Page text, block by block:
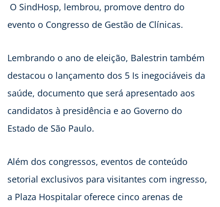
O SindHosp, lembrou, promove dentro do
evento o Congresso de Gestão de Clínicas.
Lembrando o ano de eleição, Balestrin também
destacou o lançamento dos 5 Is inegociáveis da
saúde, documento que será apresentado aos
candidatos à presidência e ao Governo do
Estado de São Paulo.
Além dos congressos, eventos de conteúdo
setorial exclusivos para visitantes com ingresso,
a Plaza Hospitalar oferece cinco arenas de